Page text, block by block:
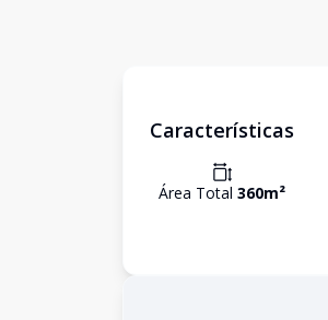
Características
Área Total 360m²